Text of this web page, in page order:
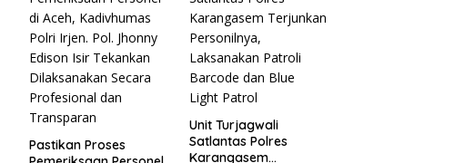
Pastikan Proses
Unit Turjagwali
Satlantas Polres
Karangasem